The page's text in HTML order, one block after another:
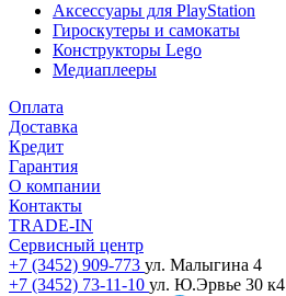
Аксессуары для PlayStation
Гироскутеры и самокаты
Конструкторы Lego
Медиаплееры
Оплата
Доставка
Кредит
Гарантия
О компании
Контакты
TRADE-IN
Сервисный центр
+7 (3452) 909-773 ул. Малыгина 4
+7 (3452) 73-11-10 ул. Ю.Эрвье 30 к4